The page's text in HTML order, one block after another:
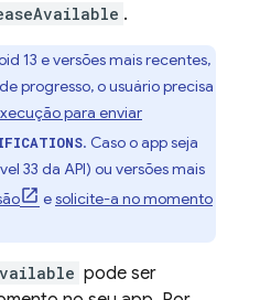
.
13 e versões mais recentes,
progresso, o usuário precisa
para enviar
. Caso o app seja
33 da API) ou versões mais
esolicite-a no momento
pode ser